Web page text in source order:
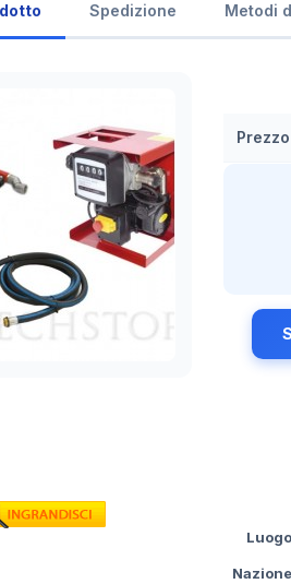
Spedizione Metodi
Prezzo
Luogo
Nazione